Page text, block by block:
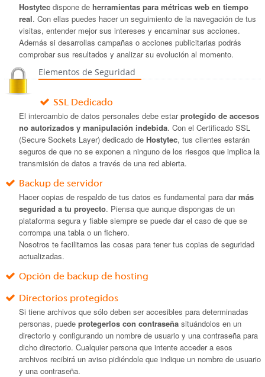
Hostytec dispone de herramientas para métricas web en tiempo
real. Con ellas puedes hacer un seguimiento de la navegación de tus
visitas, entender mejor sus intereses y encaminar sus acciones.
Además si desarrollas campañas o acciones publicitarias podrás
comprobar sus resultados y analizar su evolución al momento.
Elementos de Seguridad
SSL Dedicado
El intercambio de datos personales debe estarprotegido de accesos
no autorizados y manipulación indebida. Con el Certificado SSL
(Secure Sockets Layer) dedicado de Hostytec, tus clientes estarán
seguros de que no se exponen a ninguno de los riesgos que implica la
transmisión de datos a través de una red abierta.
Backup de servidor
Hacer copias de respaldo de tus datos es fundamental para darmás
seguridad a tu proyecto. Piensa que aunque dispongas de un
plataforma segura y fiable siempre se puede dar el caso de que se
corrompa una tabla o un fichero.
Nosotros te facilitamos las cosas para tener tus copias de seguridad
actualizadas.
Opción de backup de hosting
Directorios protegidos
Si tiene archivos que sólo deben ser accesibles para determinadas
personas, puede protegerlos con contraseña situándolos en un
directorio y configurando un nombre de usuario y una contraseña para
dicho directorio. Cualquier persona que intente acceder a esos
archivos recibirá un aviso pidiéndole que indique un nombre de usuario
y una contraseña.